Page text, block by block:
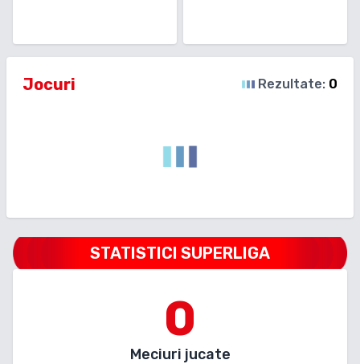
Jocuri Rezultate: 0
STATISTICI SUPERLIGA
0
Meciuri jucate